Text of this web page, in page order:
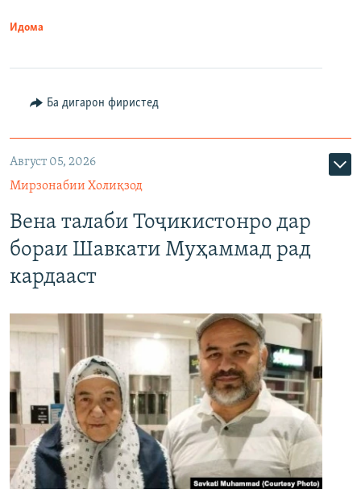
Идома
Ба дигарон фиристед
Август 05, 2026
Мирзонабии Холиқзод
Вена талаби Тоҷикистонро дар
бораи Шавкати Муҳаммад рад
кардааст